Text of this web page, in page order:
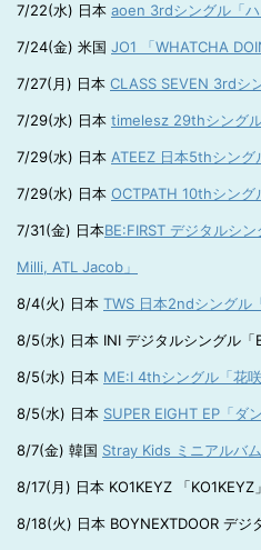
7/22(水) 日本 aoen 3rdシングル「ハ
7/24(金) 米国 JO1 「WHATCHA
7/27(月) 日本 CLASS SEVEN 3rdシ
7/29(水) 日本 timelesz 29thシングル
7/29(水) 日本 ATEEZ 日本5thシング
7/29(水) 日本 OCTPATH 10thシング
7/31(金) 日本BE:FIRST デジタルシ
Milli, ATL Jacob」
8/4(火) 日本 TWS 日本2ndシングル
8/5(水) 日本 INI デジタルシングル「
8/5(水) 日本 ME:I 4thシングル「花咲
8/5(水) 日本 SUPER EIGHT EP「ダ
8/7(金) 韓国 Stray Kids ミニアルバ
8/17(月) 日本 KO1KEYZ 「KO1KEYZ
8/18(火) 日本 BOYNEXTDOOR デジ